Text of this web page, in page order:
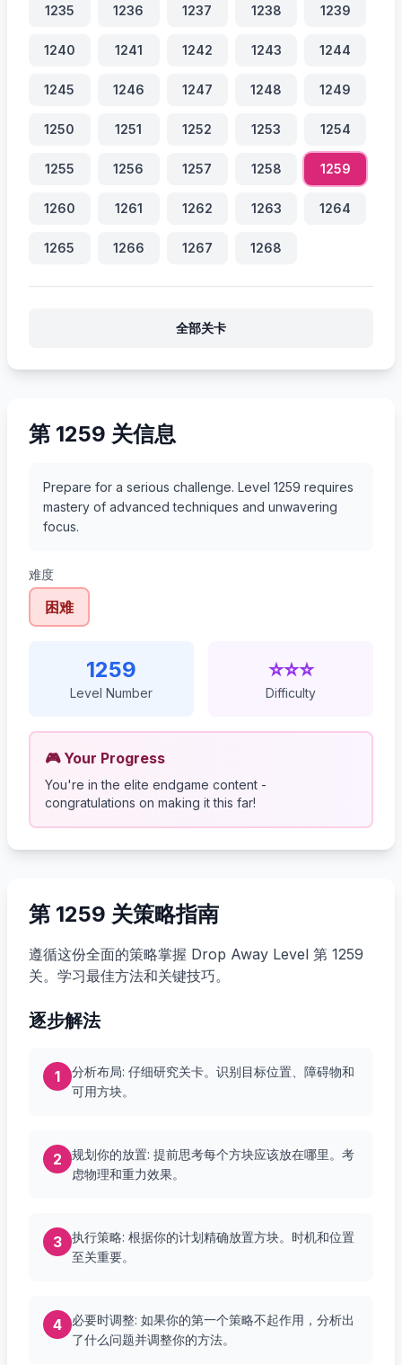
1235 1236 1237 1238 1239
1240 1241 1242 1243 1244
1245 1246 1247 1248 1249
1250 1251 1252 1253 1254
1255 1256 1257 1258 1259
1260 1261 1262 1263 1264
1265 1266 1267 1268
全部关卡
第 1259 关信息
Prepare for a serious challenge. Level 1259 requires
mastery of advanced techniques and unwavering
focus.
难度
困难
1259
Level Number
⭐⭐⭐
Difficulty
🎮 Your Progress
You're in the elite endgame content -
congratulations on making it this far!
第 1259 关策略指南
遵循这份全面的策略掌握 Drop Away Level 第 1259
关。学习最佳方法和关键技巧。
逐步解法
1
分析布局: 仔细研究关卡。识别目标位置、障碍物和
可用方块。
2
规划你的放置: 提前思考每个方块应该放在哪里。考
虑物理和重力效果。
3
执行策略: 根据你的计划精确放置方块。时机和位置
至关重要。
4
必要时调整: 如果你的第一个策略不起作用，分析出
了什么问题并调整你的方法。